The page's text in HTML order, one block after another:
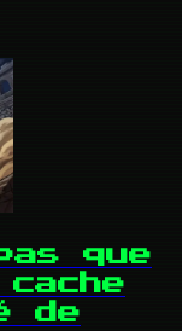
que
de